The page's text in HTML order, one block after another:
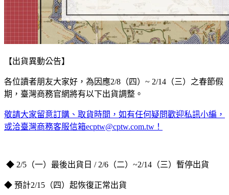
【出貨異動公告】​ ​
各位讀者朋友大家好，為因應2/8（四）~ 2/14（三）之春節假
期，臺灣商務官網將有以下出貨調整。
敬請大家留意訂購、取貨時間，如有任何疑問歡迎私訊小編，
或洽臺灣商務客服信箱ecptw@cptw.com.tw！​
◆ 2/5（一）最後出貨日 / 2/6（二）~2/14（三）暫停出貨​
◆ 預計2/15（四）起恢復正常出貨​